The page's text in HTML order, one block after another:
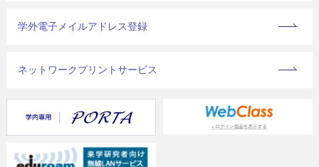
学外電子メイルアドレス登録
ネットワークプリントサービス